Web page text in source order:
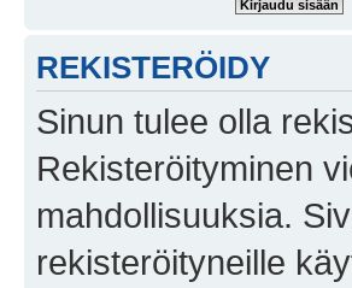
REKISTERÖIDY
Sinun tulee olla
Rekisteröityminen
mahdollisuuksia.
rekisteröityneille